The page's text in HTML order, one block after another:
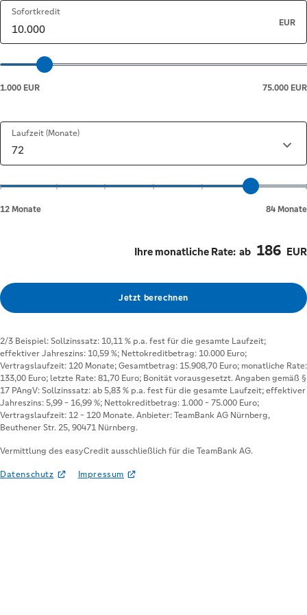
Vermittlung des easyCredit ausschließlich für die TeamBank AG.
Datenschutz Impressum